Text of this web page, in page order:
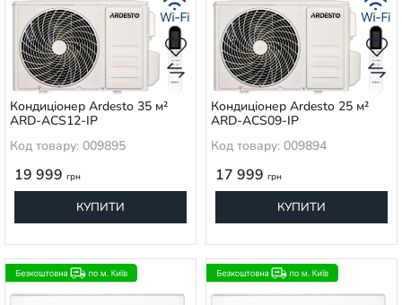
Кондиціонер Ardesto 35 м²
ARD-ACS12-IP
Код товару: 009895
19 999 грн
КУПИТИ
Кондиціонер Ardesto 25 м²
ARD-ACS09-IP
Код товару: 009894
17 999 грн
КУПИТИ